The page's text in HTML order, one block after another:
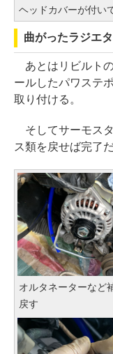
ヘッドカバーが付い
曲がったラジエ
あとはリビルト
ールしたパワステ
取り付ける。
そしてサーモス
ス類を戻せば完了だ
オルタネーターなど
戻す